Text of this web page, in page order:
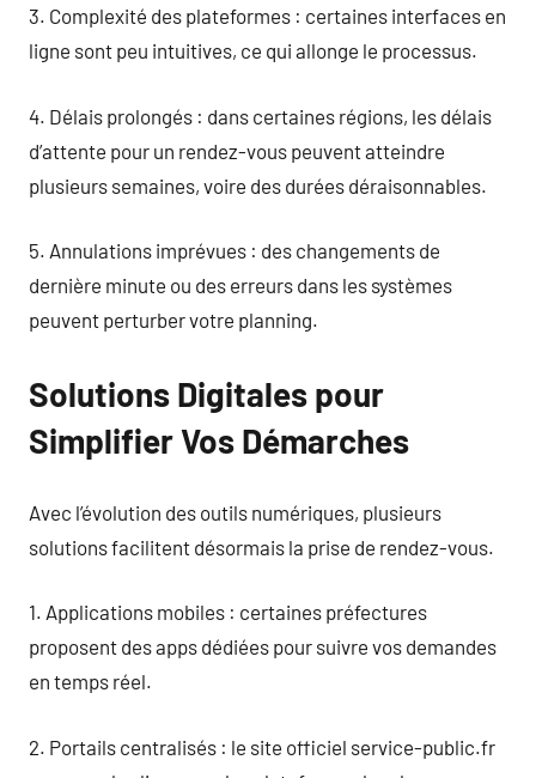
3. Complexité des plateformes : certaines interfaces en
ligne sont peu intuitives, ce qui allonge le processus.
4. Délais prolongés : dans certaines régions, les délais
d’attente pour un rendez-vous peuvent atteindre
plusieurs semaines, voire des durées déraisonnables.
5. Annulations imprévues : des changements de
dernière minute ou des erreurs dans les systèmes
peuvent perturber votre planning.
Solutions Digitales pour
Simplifier Vos Démarches
Avec l’évolution des outils numériques, plusieurs
solutions facilitent désormais la prise de rendez-vous.
1. Applications mobiles : certaines préfectures
proposent des apps dédiées pour suivre vos demandes
en temps réel.
2. Portails centralisés : le site officiel service-public.fr